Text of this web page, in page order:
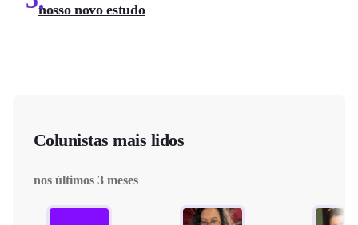
nosso novo estudo
Colunistas mais lidos
nos últimos 3 meses